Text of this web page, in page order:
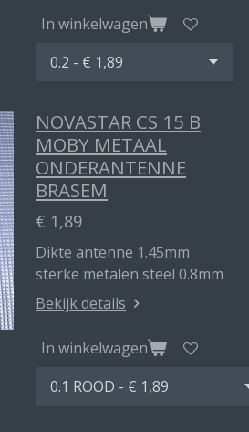
In winkelwagen
NOVASTAR CS 15 B
MOBY METAAL
ONDERANTENNE
BRASEM
€ 1,89
Dikte antenne 1.45mm
sterke metalen steel 0.8mm
Bekijk details
In winkelwagen